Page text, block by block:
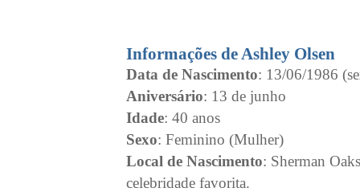
Informações de Ashley Olsen
Data de Nascimento: 13/06/1986
Aniversário: 13 de junho
Idade: 40 anos
Sexo: Feminino (Mulher)
Local de Nascimento: Sherman
celebridade favorita.